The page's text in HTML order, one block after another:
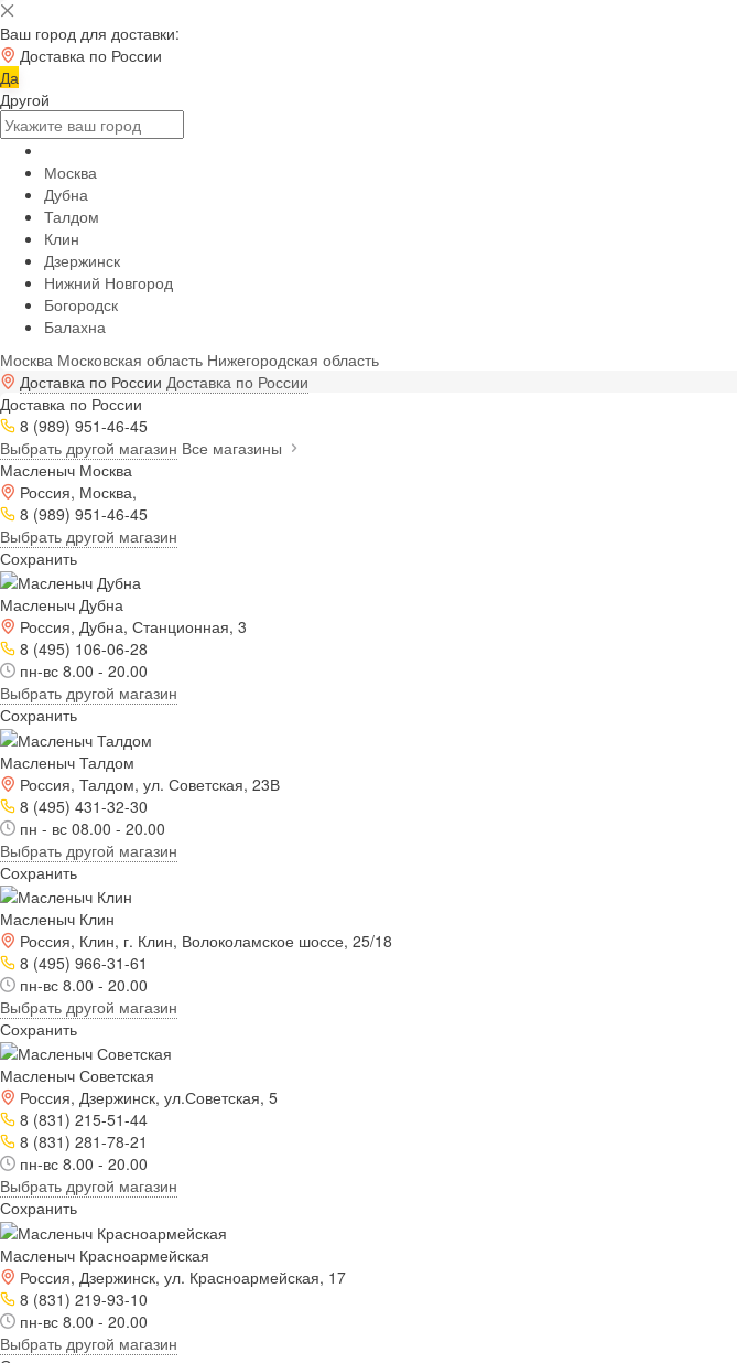
Ваш город для доставки:
Доставка по России
Да
Другой
Москва
Дубна
Талдом
Клин
Дзержинск
Нижний Новгород
Богородск
Балахна
Москва Московская область Нижегородская область
Доставка по России Доставка по России
Доставка по России
8 (989) 951-46-45
Выбрать другой магазин Все магазины
Масленыч Москва
Россия, Москва,
8 (989) 951-46-45
Выбрать другой магазин
Сохранить
Масленыч Дубна
Россия, Дубна, Станционная, 3
8 (495) 106-06-28
пн-вс 8.00 - 20.00
Выбрать другой магазин
Сохранить
Масленыч Талдом
Россия, Талдом, ул. Советская, 23В
8 (495) 431-32-30
пн - вс 08.00 - 20.00
Выбрать другой магазин
Сохранить
Масленыч Клин
Россия, Клин, г. Клин, Волоколамское шоссе, 25/18
8 (495) 966-31-61
пн-вс 8.00 - 20.00
Выбрать другой магазин
Сохранить
Масленыч Советская
Россия, Дзержинск, ул.Советская, 5
8 (831) 215-51-44
8 (831) 281-78-21
пн-вс 8.00 - 20.00
Выбрать другой магазин
Сохранить
Масленыч Красноармейская
Россия, Дзержинск, ул. Красноармейская, 17
8 (831) 219-93-10
пн-вс 8.00 - 20.00
Выбрать другой магазин